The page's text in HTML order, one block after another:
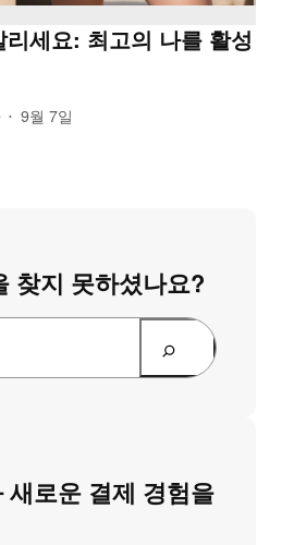
세요: 최고의 나를 활성
• 9월 7일
찾지 못하셨나요?
로운 결제 경험을